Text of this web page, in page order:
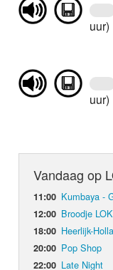
Vandaag op
11:00 Kumbaya -
12:00 Broodje LOK
18:00 Heerlijk-
20:00 Pop Shop
22:00 Late Night